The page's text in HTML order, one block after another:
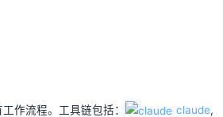
作流程。工具链包括： claude,